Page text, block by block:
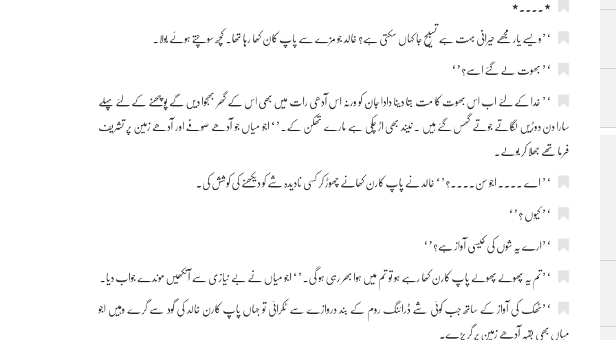
٭....٭
‘’ویسے یار مجھے حیرانی بہت ہے تسبیح جا کہاں سکتی ہے؟ خالد جو مزے سے پاپ کان کھا رہا تھا۔ کچھ سوچتے ہوئے بولا۔
‘’ بھوت لے گئے اسے؟’‘
‘’ خدا کے لئے اب اس بھوت کا مت بتا دینا دادا جان کو ورنہ اس آدھی رات میں بھی اس کے گھر بھجوا دیں گے پوچھنے کے لئے پہلے
سارا دن دوڑیں لگاتے جوتے گھس گئے ہیں ۔ نیند بھی اڑ چکی ہے مارے تھکن کے۔’‘ اجو میاں جو آدھے صوفے اور آدھے زمین پر تشریف
فرما تھے جھلا کر بولے۔
‘’ اے .... اجو سن....؟’‘ خالد نے پاپ کارن کھانے چھوڑ کر کسی نادیدہ شے کو دیکھنے کی کوشش کی۔
‘’ کیوں ؟’‘
‘’ارے یہ شوں کی کیسی آواز ہے؟’‘
‘’تم یہ پھولے پھولے پاپ کارن کھا رہے ہو تو تم میں ہوا بھر رہی ہو گی۔’‘ اجو میاں نے بے نیازی سے آنکھیں موندے جواب دیا۔
‘’ٹھک کی آواز کے ساتھ جب کوئی شے ڈرائنگ روم کے بند دروازے سے ٹکرائی تو جہاں پاپ کارن خالد کی گود سے گرے وہیں اجو
میاں بھی بقیہ آدھے زمین پر گر پڑے۔